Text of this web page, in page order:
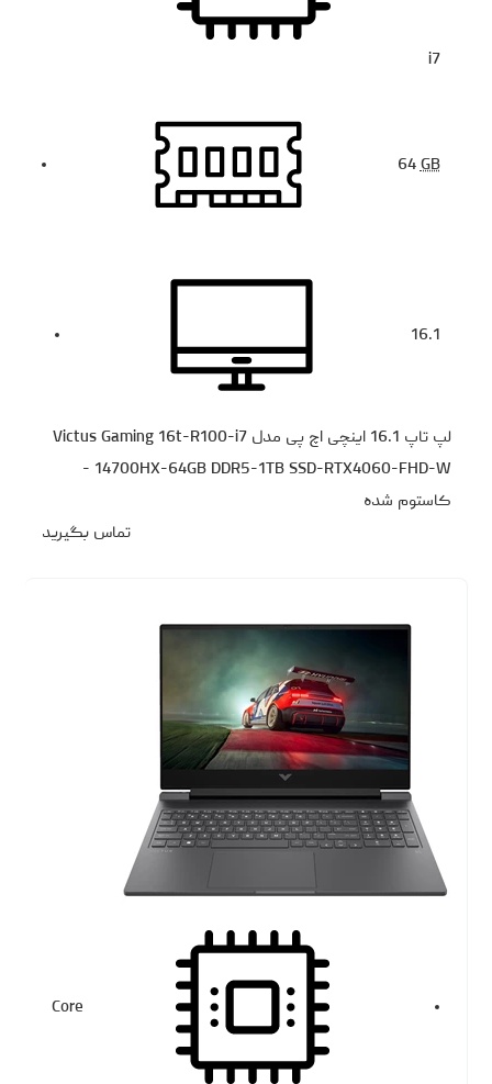
i7
64GB
16.1
لپ تاپ 16.1 اینچی اچ‌ پی مدل Victus Gaming 16t-R100-i7
14700HX-64GB DDR5-1TB SSD-RTX4060-FHD-W -
کاستوم شده
تماس بگیرید
Core